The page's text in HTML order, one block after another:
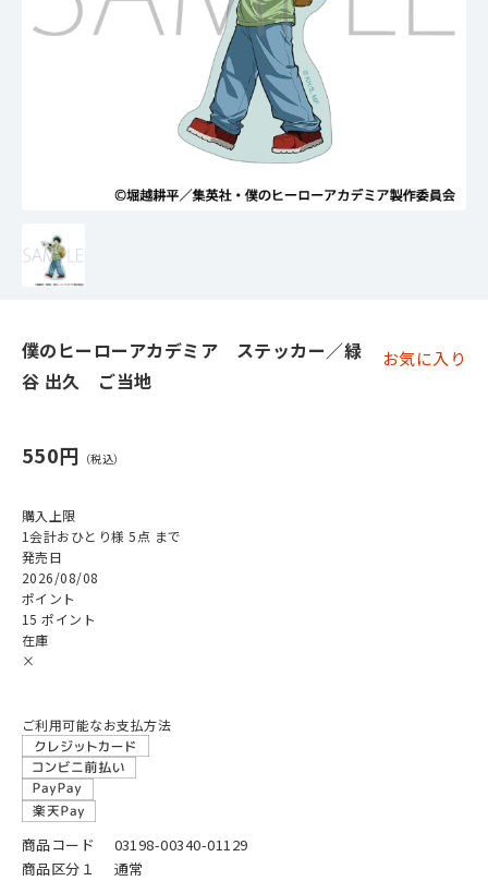
僕のヒーローアカデミア ステッカー／緑
谷 出久 ご当地
お気に入り
550円
購入上限
1会計おひとり様 5点 まで
発売日
2026/08/08
ポイント
15 ポイント
在庫
×
ご利用可能なお支払方法
商品コード
03198-00340-01129
商品区分１
通常